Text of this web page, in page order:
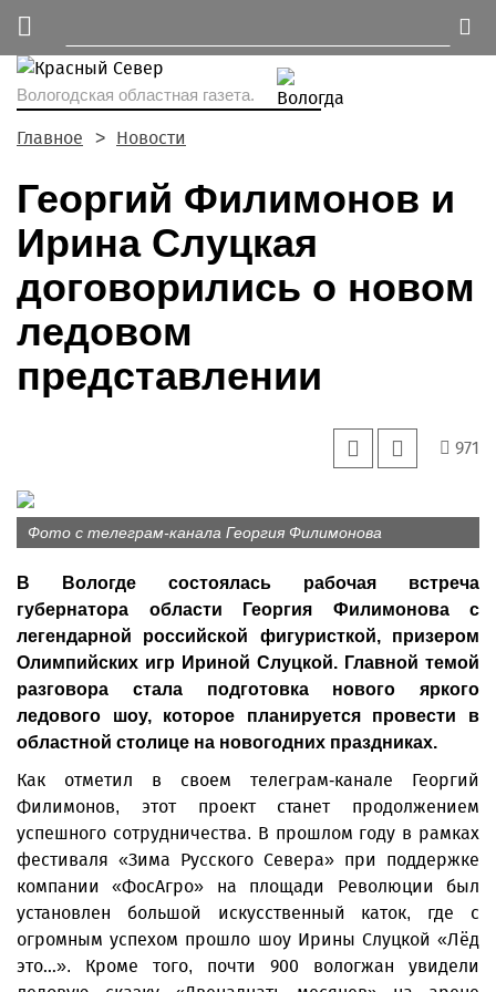
Вологодская областная газета.
Главное Новости
Георгий Филимонов и
Ирина Слуцкая
договорились о новом
ледовом
представлении
971
Фото с телеграм-канала Георгия Филимонова
В Вологде состоялась рабочая встреча
губернатора области Георгия Филимонова с
легендарной российской фигуристкой, призером
Олимпийских игр Ириной Слуцкой. Главной темой
разговора стала подготовка нового яркого
ледового шоу, которое планируется провести в
областной столице на новогодних праздниках.
Как отметил в своем телеграм-канале Георгий
Филимонов, этот проект станет продолжением
успешного сотрудничества. В прошлом году в рамках
фестиваля «Зима Русского Севера» при поддержке
компании «ФосАгро» на площади Революции был
установлен большой искусственный каток, где с
огромным успехом прошло шоу Ирины Слуцкой «Лёд
это…». Кроме того, почти 900 вологжан увидели